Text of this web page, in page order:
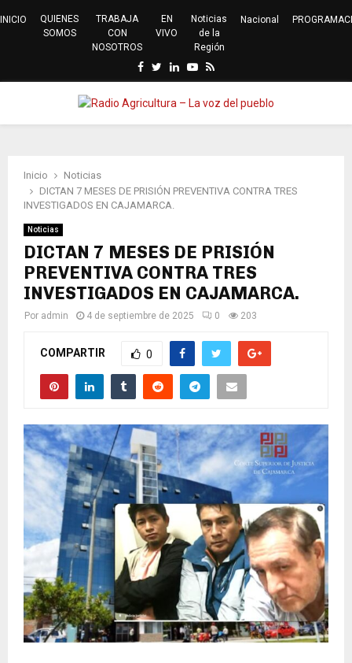
INICIO
QUIENES
SOMOS
TRABAJA
CON
NOSOTROS
EN
VIVO
Noticias
de la
Región
Nacional
Facebook
Twitter
LinkedinYoutube
Rss
PRIMARY
Inicio
Noticias
DICTAN 7 MESES DE PRISIÓN PREVENTIVA CONTRA TRES
INVESTIGADOS EN CAJAMARCA.
Noticias
DICTAN 7 MESES DE PRISIÓN
PREVENTIVA CONTRA TRES
INVESTIGADOS EN CAJAMARCA.
Por admin 4 de septiembre de 2025 0 203
COMPARTIR 0